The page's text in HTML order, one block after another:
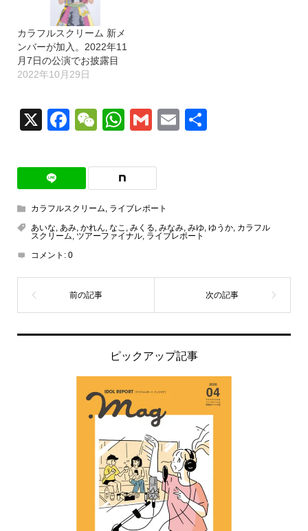
カラフルスクリーム 新メ
ンバーが加入。2022年11
月7日の公演でお披露目
2022年10月29日
X Facebook
WeChat
WhatsApp
GmailEmail
カラフルスクリーム, ライブレポート
あいな, あみ, かれん, なこ , みくる, みなみ, みゆ, ゆうか, カラフル
スクリーム, ツアーファイナル, ライブレポート
コメント: 0
ピックアップ記事